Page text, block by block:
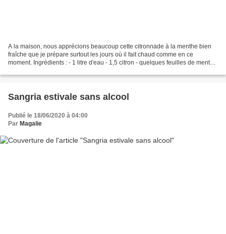
A la maison, nous apprécions beaucoup cette citronnade à la menthe bien
fraîche que je prépare surtout les jours où il fait chaud comme en ce
moment. Ingrédients : - 1 litre d'eau - 1,5 citron - quelques feuilles de menthe
Sangria estivale sans alcool
Publié le 18/06/2020 à 04:00
Par Magalie